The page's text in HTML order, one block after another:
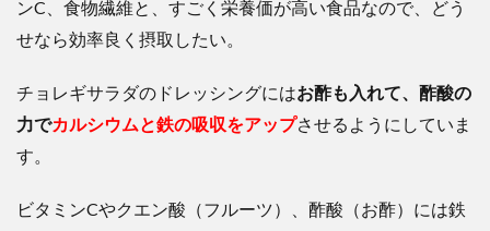
ンC、食物繊維と、すごく栄養価が高い食品なので、どう
せなら効率良く摂取したい。
チョレギサラダのドレッシングにはお酢も入れて、酢酸の
力でカルシウムと鉄の吸収をアップさせるようにしていま
す。
ビタミンCやクエン酸（フルーツ）、酢酸（お酢）には鉄